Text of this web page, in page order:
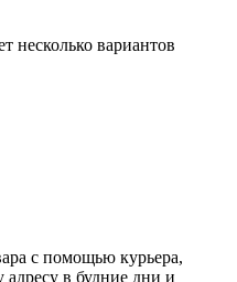
несколько вариантов
с помощью курьера,
адресу в будние дни и